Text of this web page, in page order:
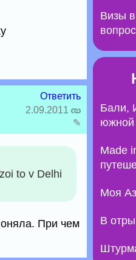
Ответить
2.09.2011
✎
to v Delhi
При чем
Визы
Бали,
Made
Моя
В